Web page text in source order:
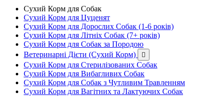
Сухий Корм для Собак
Сухий Корм для Цуценят
Сухий Корм для Дорослих Собак (1-6 років)
Сухий Корм для Літніх Собак (7+ років)
Сухий Корм для Собак за Породою
Ветеринарні Дієти (Сухий Корм)

Сухий Корм для Стерилізованих Собак
Сухий Корм для Вибагливих Собак
Сухий Корм для Собак з Чутливим Травленням
Сухий Корм для Вагітних та Лактуючих Собак